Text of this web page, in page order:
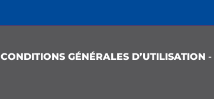
CONDITIONS GÉNÉRALES D’UTILISATION -